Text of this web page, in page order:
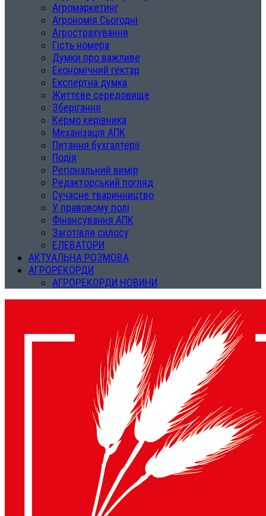
Агромаркетинг
Агрономія Сьогодні
Агрострахування
Гість номера
Думки про важливе
Економічний гектар
Експертна думка
Життєве середовище
Зберігання
Кермо керівника
Механізація АПК
Питання бухгалтерії
Подія
Регіональний вимір
Редакторський погляд
Сучасне тваринництво
У правовому полі
Фінансування АПК
Заготівля силосу
ЕЛЕВАТОРИ
АКТУАЛЬНА РОЗМОВА
АГРОРЕКОРДИ
АГРОРЕКОРДИ НОВИНИ